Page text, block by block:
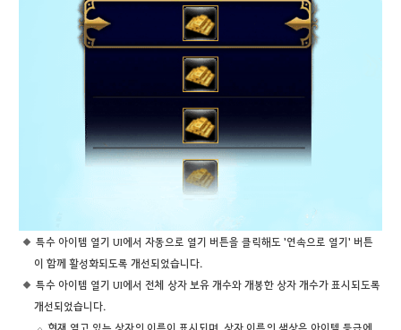
특수 아이템 열기 UI에서 자동으로 열기 버튼을 클릭해도 '연속으로 열기' 버튼
이 함께 활성화되도록 개선되었습니다.
특수 아이템 열기 UI에서 전체 상자 보유 개수와 개봉한 상자 개수가 표시되도록
개선되었습니다.
현재 열고 있는 상자의 이름이 표시되며, 상자 이름의 색상은 아이템 등급에